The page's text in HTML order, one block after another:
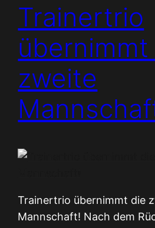
Trainertrio
übernimmt
zweite
Trainertrio übernimmt die
Mannschaft! Nach dem